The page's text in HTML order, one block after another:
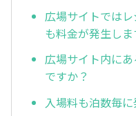
広場サイトでは
も料金が発生しま
広場サイト内に
ですか？
入場料も泊数毎